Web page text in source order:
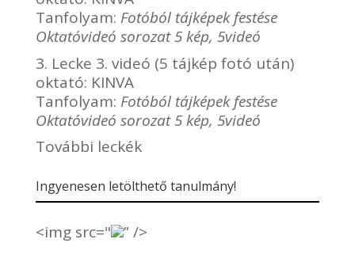
Tanfolyam: Fotóból tájképek festése
Oktatóvideó sorozat 5 kép, 5videó
3. Lecke 3. videó (5 tájkép fotó után)
oktató: KINVA
Tanfolyam: Fotóból tájképek festése
Oktatóvideó sorozat 5 kép, 5videó
További leckék
Ingyenesen letölthető tanulmány!
<img src=" ” />